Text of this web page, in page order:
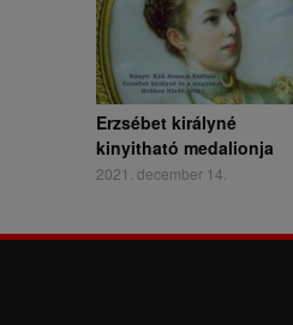
Erzsébet királyné
kinyitható medalionja
2021. december 14.